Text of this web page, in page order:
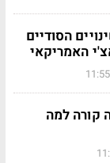
הסודיים
האמריקאי
11:55
קורה למה